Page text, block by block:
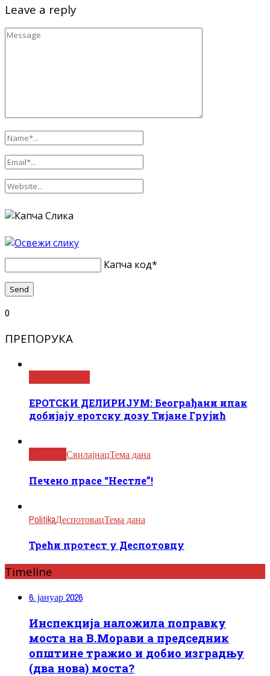
Leave a reply
Капча код*
0
ПРЕПОРУКА
ЕРОТСКИ ДЕЛИРИЈУМ: Београђани ипак
добијају еротску дозу Тијане Грујић
СвилајнацТема дана
Печено прасе “Нестле”!
PolitikaДеспотовацТема дана
Трећи протест у Деспотовцу
Timeline
6. јануар 2026
Инспекција наложила поправку
моста на В.Морави а председник
општине тражио и добио изградњу
(два нова) моста?